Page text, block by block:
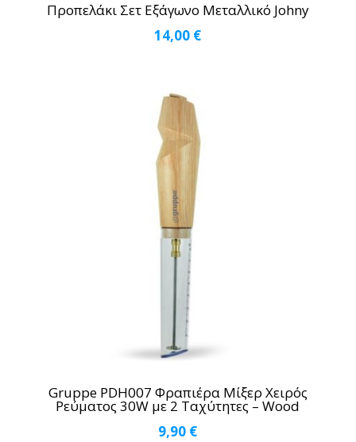
Προπελάκι Σετ Εξάγωνο Μεταλλικό Johny
14,00 €
Gruppe PDH007 Φραπιέρα Μίξερ Χειρός
Ρεύματος 30W με 2 Ταχύτητες – Wood
9,90 €